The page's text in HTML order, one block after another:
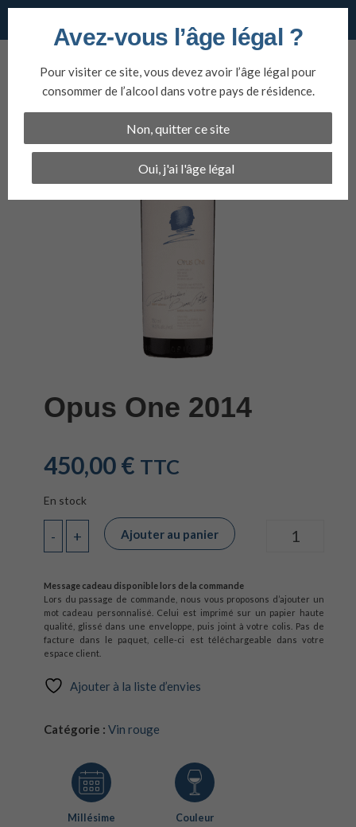
Opus One 2014
450,00€ TTC
En stock
- Quantité
+ Ajouter au panier
Message cadeau disponible lors de la commande
Lors du passage de commande, nous vous proposons d’ajouter un
mot cadeau personnalisé. Celui est imprimé sur un papier haute
qualité, glissé dans une enveloppe, puis joint à votre colis. Pas de
facture dans le paquet, celle-ci est téléchargeable dans votre
espace client.
Ajouter à la liste d’envies
Catégorie : Vin rouge
Millésime Couleur
Avez-vous l’âge légal ?
Pour visiter ce site, vous devez avoir l’âge légal pour
consommer de l’alcool dans votre pays de résidence.
Non, quitter ce site
Oui, j'ai l'âge légal